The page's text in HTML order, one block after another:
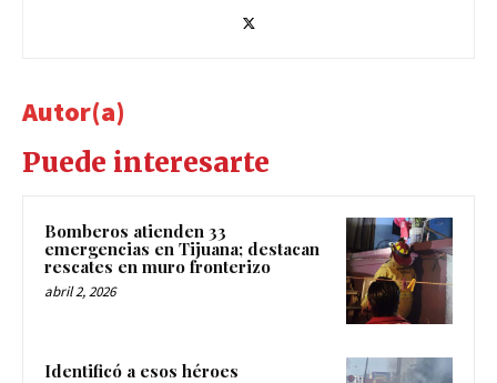
Autor(a)
Puede interesarte
Bomberos atienden 33
emergencias en Tijuana; destacan
rescates en muro fronterizo
abril 2, 2026
Identificó a esos héroes